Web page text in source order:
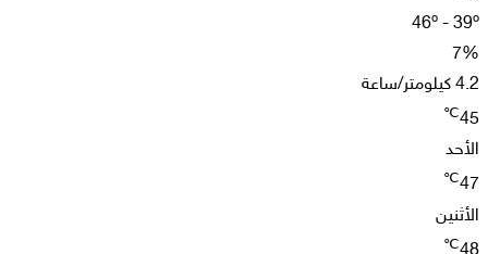
46º - 39º
7%
4.2 كيلومتر/ساعة
45
℃
الأحد
47
℃
الأثنين
℃